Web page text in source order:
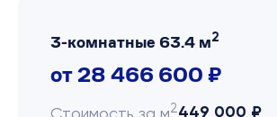
3-комнатные 63.4 м2
от 28 466 600 ₽
Стоимость за м2449 000 ₽